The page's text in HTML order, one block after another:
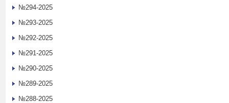
№294-2025
№293-2025
№292-2025
№291-2025
№290-2025
№289-2025
№288-2025